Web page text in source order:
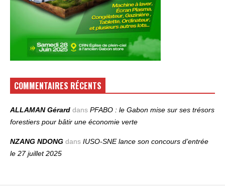
COMMENTAIRES RÉCENTS
ALLAMAN Gérard dans PFABO : le Gabon mise sur ses trésors
forestiers pour bâtir une économie verte
NZANG NDONG dans IUSO‑SNE lance son concours d’entrée
le 27 juillet 2025